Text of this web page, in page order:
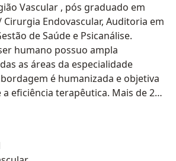
Vascular , pós graduado em
Endovascular, Auditoria em
de Saúde e Psicanálise.
humano possuo ampla
as áreas da especialidade
é humanizada e objetiva
eficiência terapêutica. Mais de 20
médica com milhares de
tratamento no território venoso e